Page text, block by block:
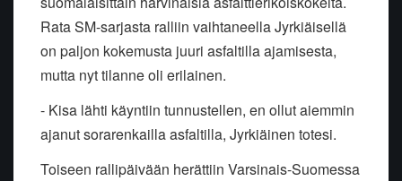
Rata SM-sarjasta ralliin vaihtaneella Jyrkiäisellä
on paljon kokemusta juuri asfaltilla ajamisesta,
mutta nyt tilanne oli erilainen.
- Kisa lähti käyntiin tunnustellen, en ollut aiemmin
ajanut sorarenkailla asfaltilla, Jyrkiäinen totesi.
Toiseen rallipäivään herättiin Varsinais-Suomessa